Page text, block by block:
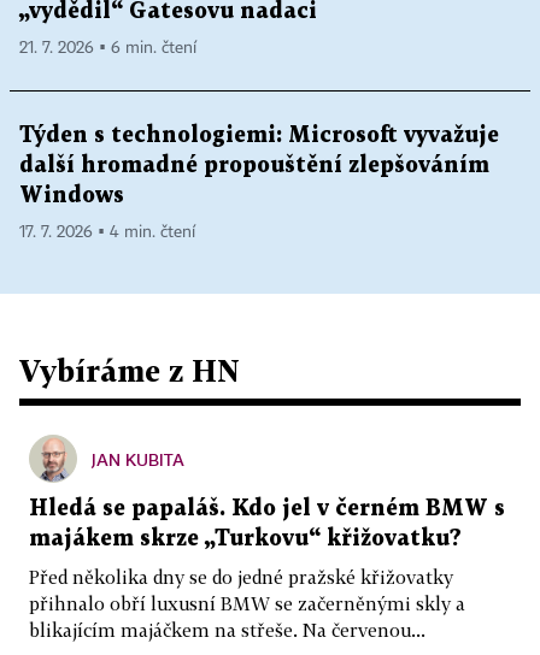
„vydědil“ Gatesovu nadaci
21. 7. 2026 ▪ 6 min. čtení
Týden s technologiemi: Microsoft vyvažuje
další hromadné propouštění zlepšováním
Windows
17. 7. 2026 ▪ 4 min. čtení
Vybíráme z HN
JAN KUBITA
Hledá se papaláš. Kdo jel v černém BMW s
majákem skrze „Turkovu“ křižovatku?
Před několika dny se do jedné pražské křižovatky
přihnalo obří luxusní BMW se začerněnými skly a
blikajícím majáčkem na střeše. Na červenou...